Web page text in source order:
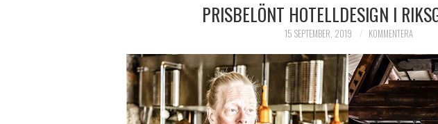
PRISBELÖNT HOTELLDESIGN I
15 SEPTEMBER, 2019 KOMMENTERA